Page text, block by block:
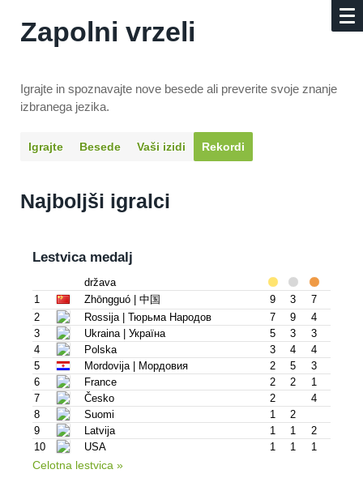
Zapolni vrzeli
Igrajte in spoznavajte nove besede ali preverite svoje znanje
izbranega jezika.
Igrajte Besede Vaši izidi Rekordi
Najboljši igralci
Lestvica medalj
država
1
Zhōngguó | 中国 9 3
7
2
Rossija | Тюрьма Народов 7 9
4
3
Ukraina | Украïна 5 3
3
4
Polska 3 4
4
5
Mordovija | Мордовия 2 5
3
6
France 2 2
1
7
Česko 2
4
8
Suomi 1
2
9
Latvija 1 1
2
10
USA 1 1 1
Celotna lestvica »